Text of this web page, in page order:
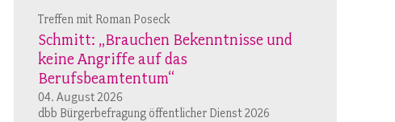
Treffen mit Roman Poseck
Schmitt: „Brauchen Bekenntnisse und
keine Angriffe auf das
Berufsbeamtentum“
04. August 2026
dbb Bürgerbefragung öffentlicher Dienst 2026